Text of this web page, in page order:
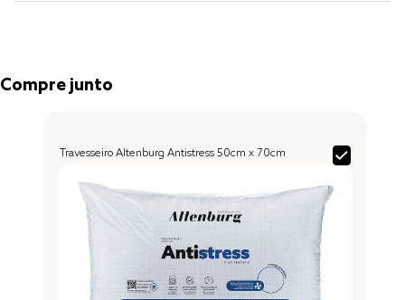
Compre junto
Travesseiro Altenburg Antistress 50cm x 70cm